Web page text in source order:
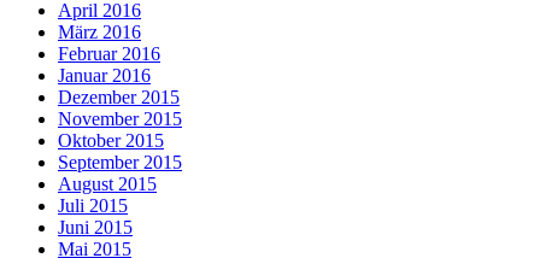
April 2016
März 2016
Februar 2016
Januar 2016
Dezember 2015
November 2015
Oktober 2015
September 2015
August 2015
Juli 2015
Juni 2015
Mai 2015